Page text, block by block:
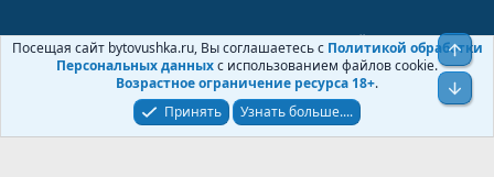
При поддержке:«Территория Дискуссий»
© Бытовушка, 2025-2026
Посещая сайт bytovushka.ru, Вы соглашаетесь с Политикой обработки
Персональных данныхс использованием файлов cookie.
Возрастное ограничение ресурса 18+.
Принять
Узнать больше....
Верх